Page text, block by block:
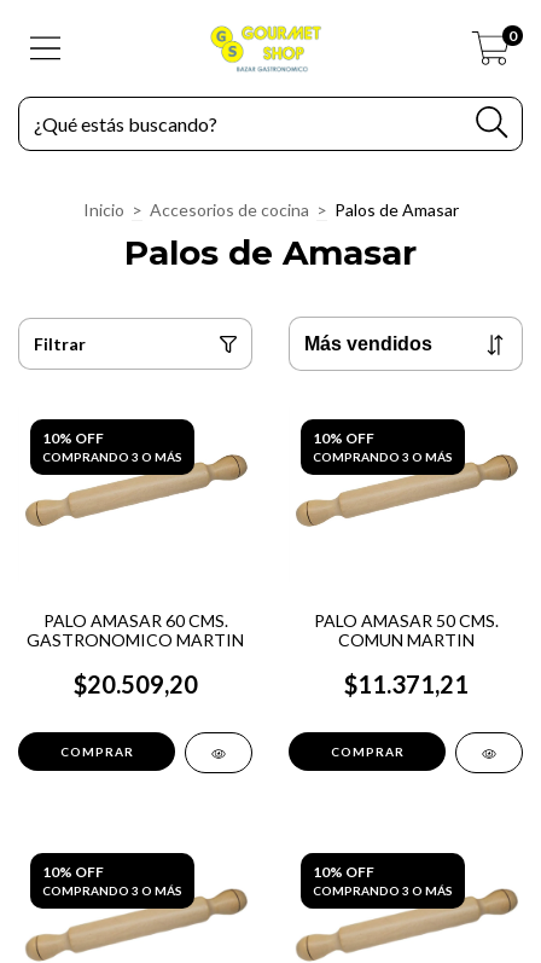
0
Inicio > Accesorios de cocina > Palos de Amasar
Palos de Amasar
Filtrar
10% OFF
COMPRANDO 3 O MÁS
PALO AMASAR 60 CMS.
GASTRONOMICO MARTIN
$20.509,20
10% OFF
COMPRANDO 3 O MÁS
PALO AMASAR 50 CMS.
COMUN MARTIN
$11.371,21
10% OFF
COMPRANDO 3 O MÁS
10% OFF
COMPRANDO 3 O MÁS